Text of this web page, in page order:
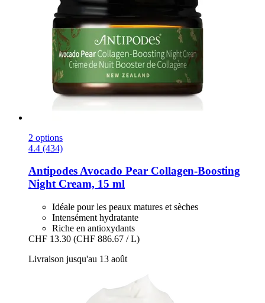
2 options
4.4 (434)
AntipodesAvocado Pear Collagen-​Boosting
Night Cream, 15 ml
Idéale pour les peaux matures et sèches
Intensément hydratante
Riche en antioxydants
CHF 13.30 (CHF 886.67 / L)
Livraison jusqu'au 13 août